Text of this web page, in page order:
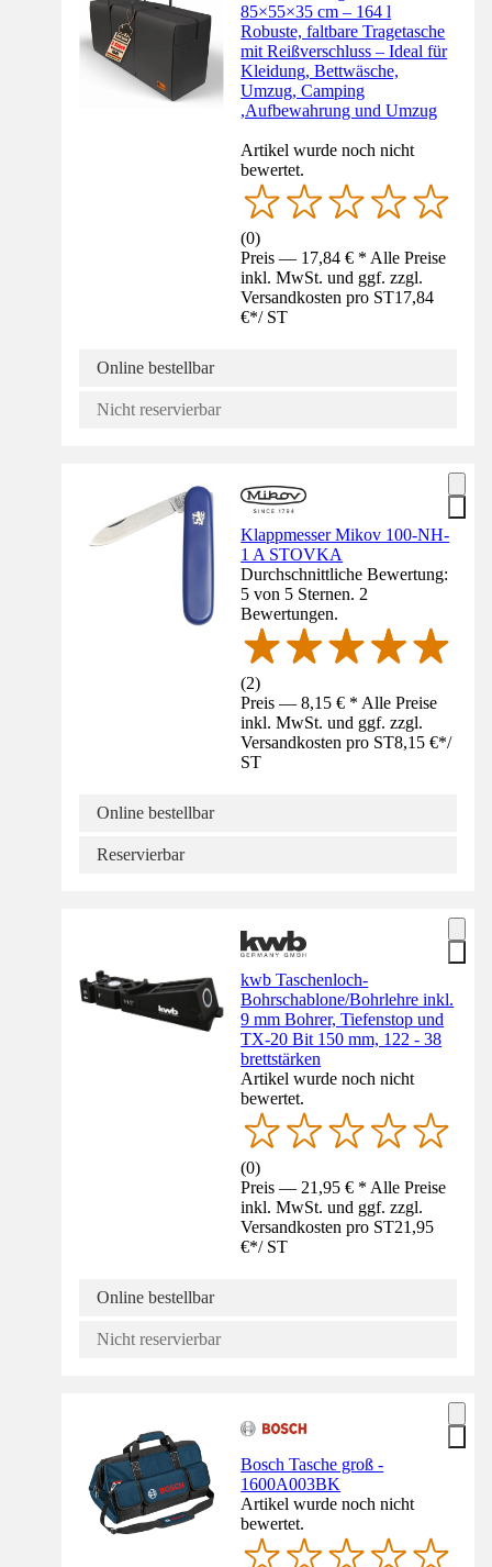
85×55×35 cm – 164 l
Robuste, faltbare Tragetasche
mit Reißverschluss – Ideal für
Kleidung, Bettwäsche,
Umzug, Camping
,Aufbewahrung und Umzug
Artikel wurde noch nicht
bewertet.
(0)
Preis — 17,84 € * Alle Preise
inkl. MwSt. und ggf. zzgl.
Versandkosten pro ST17,84
€*/ ST
Online bestellbar
Nicht reservierbar
Klappmesser Mikov 100-NH-
1 A STOVKA
Durchschnittliche Bewertung:
5 von 5 Sternen. 2
Bewertungen.
(2)
Preis — 8,15 € * Alle Preise
inkl. MwSt. und ggf. zzgl.
Versandkosten pro ST8,15 €*/
ST
Online bestellbar
Reservierbar
kwb Taschenloch-
Bohrschablone/Bohrlehre inkl.
9 mm Bohrer, Tiefenstop und
TX-20 Bit 150 mm, 122 - 38
brettstärken
Artikel wurde noch nicht
bewertet.
(0)
Preis — 21,95 € * Alle Preise
inkl. MwSt. und ggf. zzgl.
Versandkosten pro ST21,95
€*/ ST
Online bestellbar
Nicht reservierbar
Bosch Tasche groß -
1600A003BK
Artikel wurde noch nicht
bewertet.